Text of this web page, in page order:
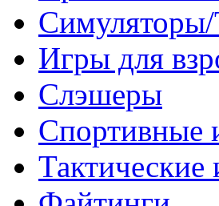
Игры для
Слэшеры
Спортивные
Тактические